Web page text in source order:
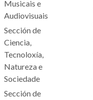
Musicais e
Audiovisuais
Sección de
Ciencia,
Tecnoloxía,
Natureza e
Sociedade
Sección de